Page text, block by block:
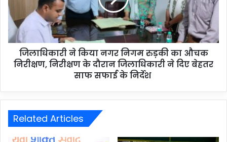
जिलाधिकारी ने किया नगर निगम रुड़की का औचक
निरीक्षण, निरीक्षण के दौरान जिलाधिकारी ने दिए बेहतर
साफ सफाई के निर्देश
Related Articles